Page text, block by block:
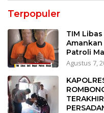
Terpopuler
TIM
Patroli
Agustus 7,